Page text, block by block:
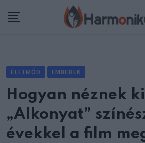
ÉLETMÓD EMBEREK
Hogyan néznek
„Alkonyat”
évekkel a film